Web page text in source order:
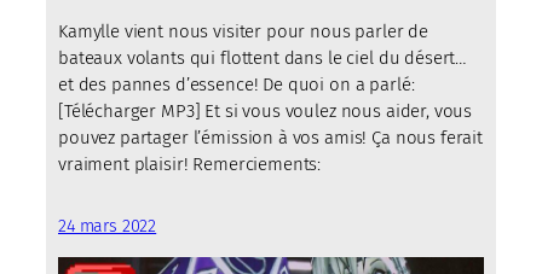
Kamylle vient nous visiter pour nous parler de
bateaux volants qui flottent dans le ciel du désert…
et des pannes d’essence! De quoi on a parlé:
[Télécharger MP3] Et si vous voulez nous aider, vous
pouvez partager l’émission à vos amis! Ça nous ferait
vraiment plaisir! Remerciements:
24 mars 2022